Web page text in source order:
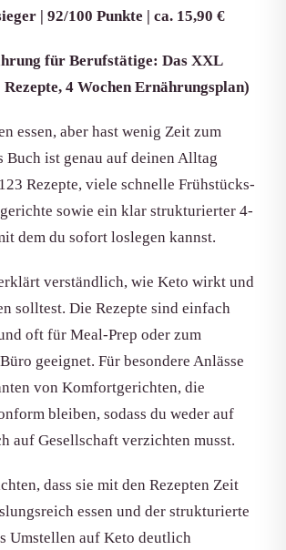
| 92/100 Punkte | ca. 15,90 €
für Berufstätige: Das XXL
4 Wochen Ernährungsplan)
essen, aber hast wenig Zeit zum
Buch ist genau auf deinen Alltag
Rezepte, viele schnelle Frühstücks-
sowie ein klar strukturierter 4-
dem du sofort loslegen kannst.
verständlich, wie Keto wirkt und
solltest. Die Rezepte sind einfach
oft für Meal-Prep oder zum
geeignet. Für besondere Anlässe
von Komfortgerichten, die
bleiben, sodass du weder auf
auf Gesellschaft verzichten musst.
dass sie mit den Rezepten Zeit
essen und der strukturierte
Umstellen auf Keto deutlich